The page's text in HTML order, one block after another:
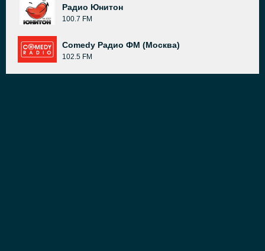
Радио Юнитон
100.7 FM
Comedy Радио ФМ (Москва)
102.5 FM